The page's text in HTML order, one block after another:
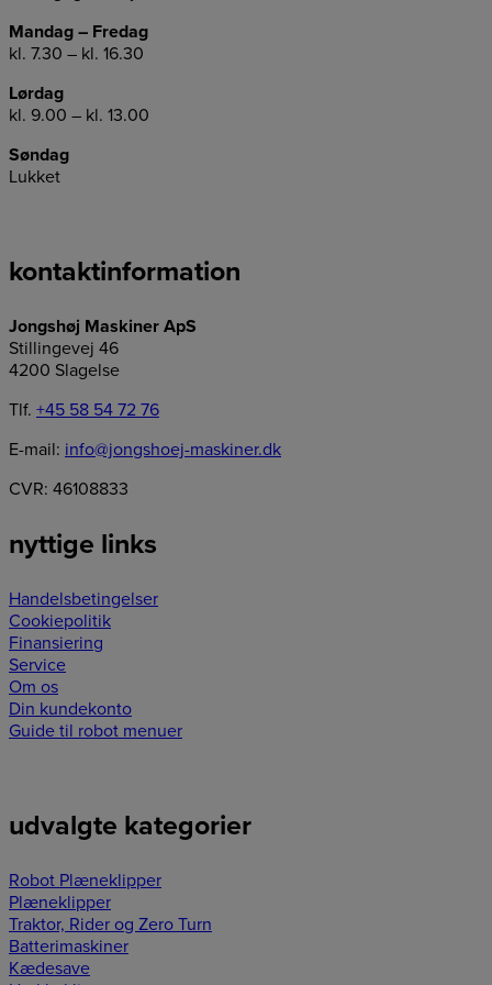
Mandag – Fredag
kl. 7.30 – kl. 16.30
Lørdag
kl. 9.00 – kl. 13.00
Søndag
Lukket
kontaktinformation
Jongshøj Maskiner ApS
Stillingevej 46
4200 Slagelse
Tlf. +45 58 54 72 76
E-mail: info@jongshoej-maskiner.dk
CVR: 46108833
nyttige links
Handelsbetingelser
Cookiepolitik
Finansiering
Service
Om os
Din kundekonto
Guide til robot menuer
udvalgte kategorier
Robot Plæneklipper
Plæneklipper
Traktor, Rider og Zero Turn
Batterimaskiner
Kædesave